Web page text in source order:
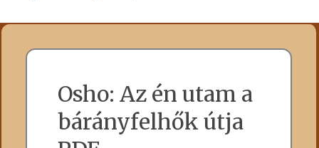
Osho: Az én utam a
bárányfelhők útja